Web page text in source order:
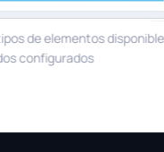
de elementos disponibles
configurados